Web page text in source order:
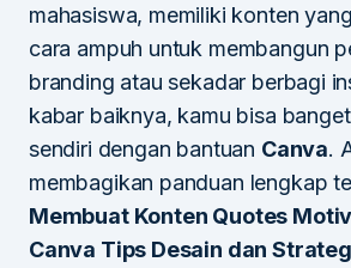
mahasiswa, memiliki konten yang
cara ampuh untuk membangun
branding atau sekadar berbagi
kabar baiknya, kamu bisa
sendiri dengan bantuan Canva.
membagikan panduan lengkap
Membuat Konten Quotes
Canva Tips Desain dan